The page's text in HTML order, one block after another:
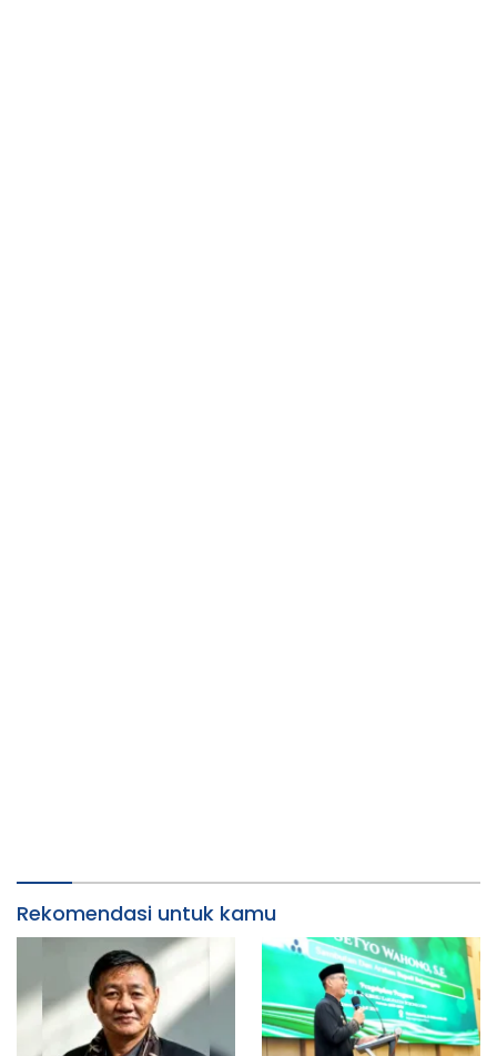
Rekomendasi untuk kamu